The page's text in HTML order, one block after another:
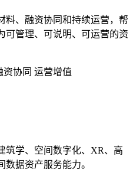
料、融资协同和持续运营，帮
可管理、可说明、可运营的资
资协同 运营增值
筑学、空间数字化、XR、高
据资产服务能力。